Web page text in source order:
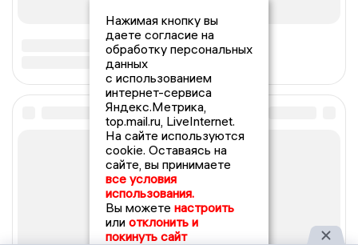
Нажимая кнопку вы
даете согласие на
обработку персональных
данных
с использованием
интернет-сервиса
Яндекс.Метрика,
top.mail.ru, LiveInternet.
На сайте используются
cookie. Оставаясь на
сайте, вы принимаете
все условия
использования.
Вы можете настроить
или отклонить и
покинуть сайт